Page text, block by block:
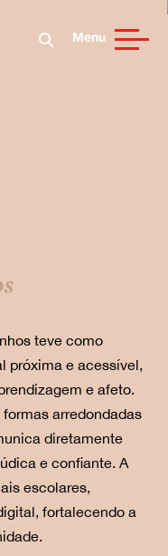
Menu
teve como
próxima e acessível,
e afeto.
arredondadas
diretamente
e confiante. A
escolares,
fortalecendo a